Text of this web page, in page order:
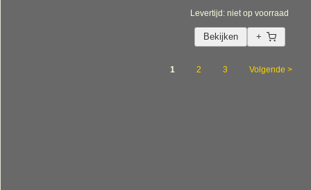
Levertijd: niet op voorraad
Bekijken +
1 2 3 Volgende >